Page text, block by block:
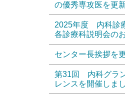
の優秀専攻医を更
2025年度 内科診
各診療科説明会の
センター長挨拶を
第31回 内科グラ
レンスを開催しま